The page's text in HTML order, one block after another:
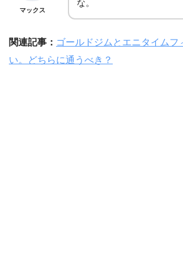
マックス
な。
関連記事： ゴールドジムとエニタイムフ
い。どちらに通うべき？